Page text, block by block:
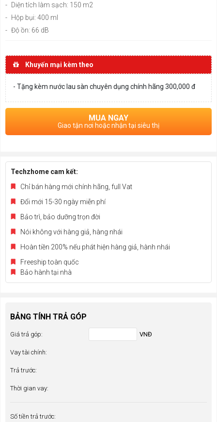
- Diện tích làm sạch: 150 m2
- Hộp bụi: 400 ml
- Độ ồn: 66 dB
Khuyến mại kèm theo
- Tặng kèm nước lau sàn chuyên dụng chính hãng 300,000 đ
MUA NGAY
Giao tận nơi hoặc nhận tại siêu thị
Techzhome cam kết:
Chỉ bán hàng mới chính hãng, full Vat
Đổi mới 15-30 ngày miễn phí
Bảo trì, bảo dưỡng trọn đời
Nói không với hàng giả, hàng nhái
Hoàn tiền 200% nếu phát hiện hàng giả, hành nhái
Freeship toàn quốc
Bảo hành tại nhà
BẢNG TÍNH TRẢ GÓP
Giá trả góp: VNĐ
Vay tài chính:
Trả trước:
Thời gian vay:
Số tiền trả trước: